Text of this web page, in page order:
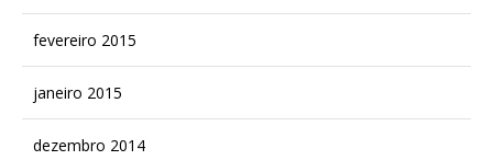
fevereiro 2015
janeiro 2015
dezembro 2014